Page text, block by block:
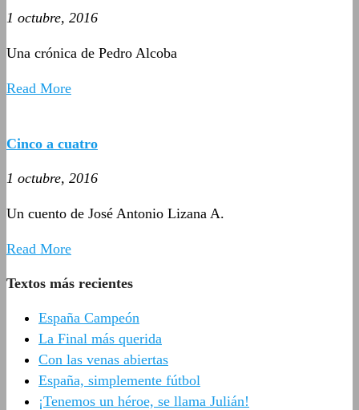
1 octubre, 2016
Una crónica de Pedro Alcoba
Read More
Cinco a cuatro
1 octubre, 2016
Un cuento de José Antonio Lizana A.
Read More
Textos más recientes
España Campeón
La Final más querida
Con las venas abiertas
España, simplemente fútbol
¡Tenemos un héroe, se llama Julián!